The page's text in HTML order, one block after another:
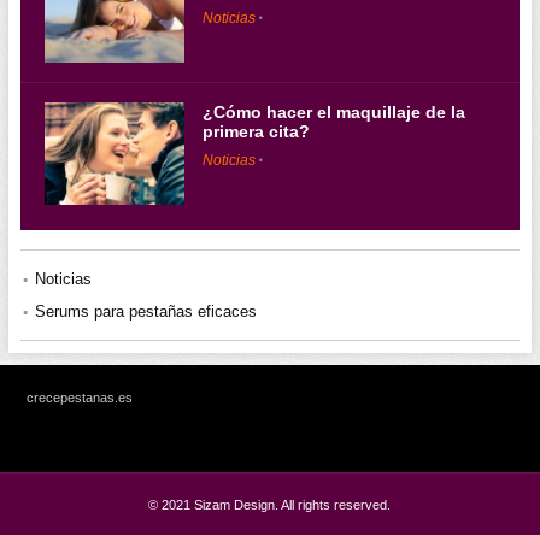
Noticias
¿Cómo hacer el maquillaje de la
primera cita?
Noticias
Noticias
Serums para pestañas eficaces
crecepestanas.es
© 2021 Sizam Design. All rights reserved.